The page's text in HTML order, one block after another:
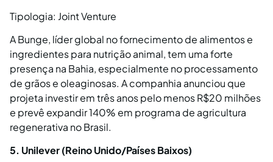
Tipologia: Joint Venture
A Bunge, líder global no fornecimento de alimentos e
ingredientes para nutrição animal, tem uma forte
presença na Bahia, especialmente no processamento
de grãos e oleaginosas. A companhia anunciou que
projeta investir em três anos pelo menos R$20 milhões
e prevê expandir 140% em programa de agricultura
regenerativa no Brasil.
5. Unilever (Reino Unido/Países Baixos)